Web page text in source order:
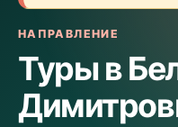
НАПРАВЛЕНИЕ
Туры в